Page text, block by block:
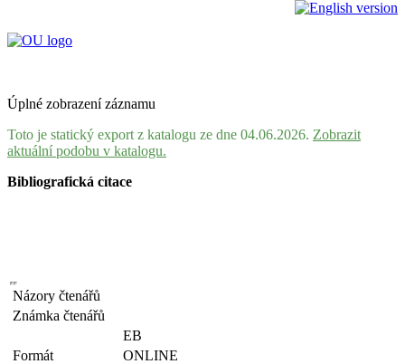
Úplné zobrazení záznamu
Toto je statický export z katalogu ze dne 04.06.2026. Zobrazit
aktuální podobu v katalogu.
Bibliografická citace
Názory čtenářů
Známka čtenářů
EB
Formát
ONLINE